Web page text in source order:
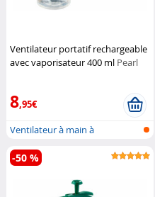
Ventilateur portatif rechargeable
avec vaporisateur 400 ml Pearl
8,95€
Ventilateur à main à
vaporisation,...
-50 %